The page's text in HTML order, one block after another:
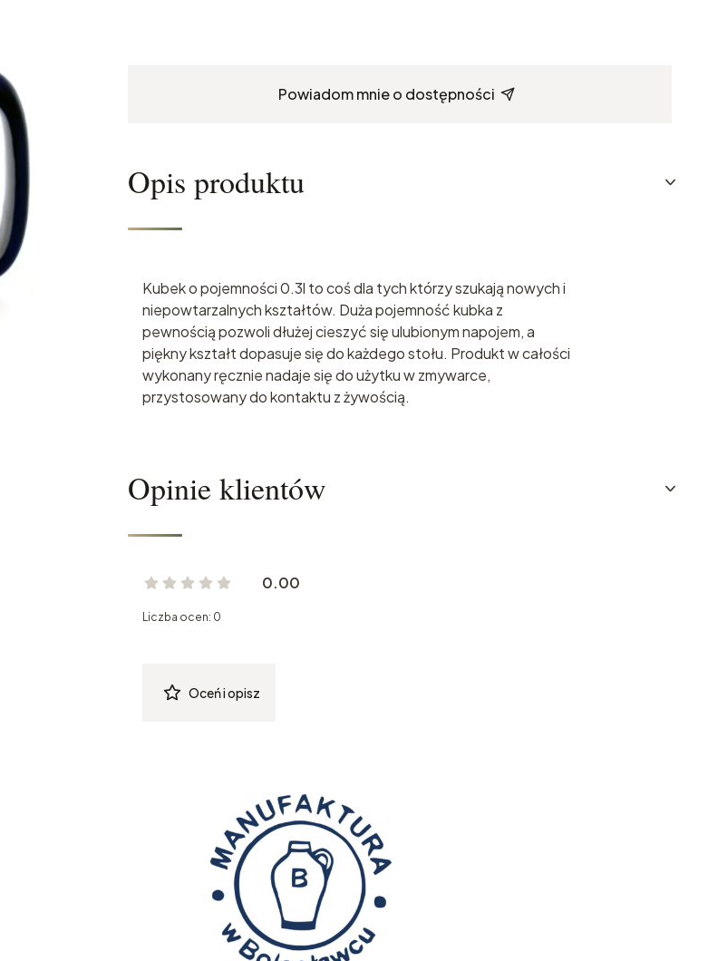
Powiadom mnie o dostępności
Opis produktu
Kubek o pojemności 0.3l to coś dla tych którzy szukają nowych i
niepowtarzalnych kształtów. Duża pojemność kubka z
pewnością pozwoli dłużej cieszyć się ulubionym napojem, a
piękny kształt dopasuje się do każdego stołu. Produkt w całości
wykonany ręcznie nadaje się do użytku w zmywarce,
przystosowany do kontaktu z żywością.
Opinie klientów
0.00
Liczba ocen: 0
Oceń i opisz